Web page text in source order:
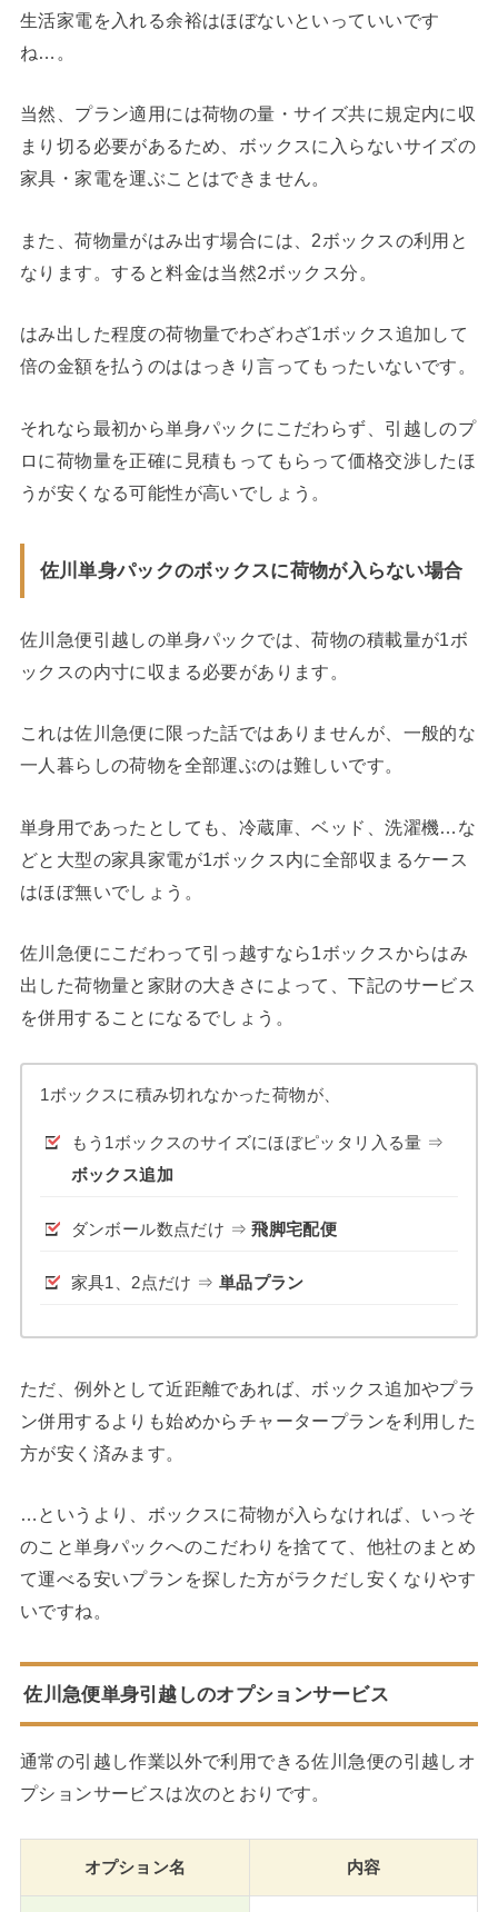
生活家電を入れる余裕はほぼないといっていいです
ね…。
当然、プラン適用には荷物の量・サイズ共に規定内に収
まり切る必要があるため、ボックスに入らないサイズの
家具・家電を運ぶことはできません。
また、荷物量がはみ出す場合には、2ボックスの利用と
なります。すると料金は当然2ボックス分。
はみ出した程度の荷物量でわざわざ1ボックス追加して
倍の金額を払うのははっきり言ってもったいないです。
それなら最初から単身パックにこだわらず、引越しのプ
ロに荷物量を正確に見積もってもらって価格交渉したほ
うが安くなる可能性が高いでしょう。
佐川単身パックのボックスに荷物が入らない場合
佐川急便引越しの単身パックでは、荷物の積載量が1ボ
ックスの内寸に収まる必要があります。
これは佐川急便に限った話ではありませんが、一般的な
一人暮らしの荷物を全部運ぶのは難しいです。
単身用であったとしても、冷蔵庫、ベッド、洗濯機…な
どと大型の家具家電が1ボックス内に全部収まるケース
はほぼ無いでしょう。
佐川急便にこだわって引っ越すなら1ボックスからはみ
出した荷物量と家財の大きさによって、下記のサービス
を併用することになるでしょう。
1ボックスに積み切れなかった荷物が、
もう1ボックスのサイズにほぼピッタリ入る量 ⇒
ボックス追加
ダンボール数点だけ ⇒飛脚宅配便
家具1、2点だけ ⇒ 単品プラン
ただ、例外として近距離であれば、ボックス追加やプラ
ン併用するよりも始めからチャータープランを利用した
方が安く済みます。
…というより、ボックスに荷物が入らなければ、いっそ
のこと単身パックへのこだわりを捨てて、他社のまとめ
て運べる安いプランを探した方がラクだし安くなりやす
いですね。
佐川急便単身引越しのオプションサービス
通常の引越し作業以外で利用できる佐川急便の引越しオ
プションサービスは次のとおりです。
オプション名 内容